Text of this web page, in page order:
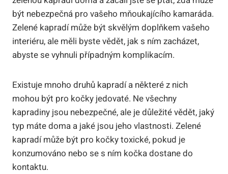
být nebezpečná pro vašeho mňoukajícího kamaráda.
Zelené kapradí může být skvělým doplňkem vašeho
interiéru, ale měli byste vědět, jak s ním zacházet,
abyste se vyhnuli případným komplikacím.
Existuje mnoho druhů kapradí a některé z nich
mohou být pro kočky jedovaté. Ne všechny
kapradiny jsou nebezpečné, ale je důležité vědět, jaký
typ máte doma a jaké jsou jeho vlastnosti. Zelené
kapradí může být pro kočky toxické, pokud je
konzumováno nebo se s ním kočka dostane do
kontaktu.